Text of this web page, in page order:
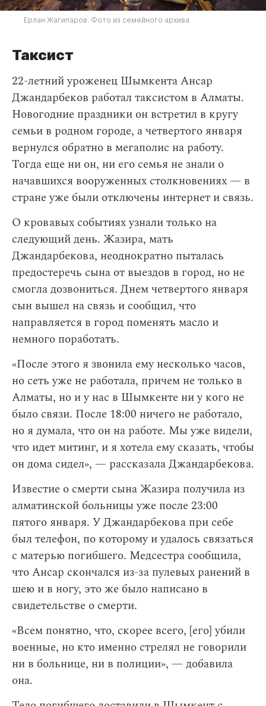
Ерлан Жагипаров. Фото из семейного архива
Таксист
22-летний уроженец Шымкента Ансар
Джандарбеков работал таксистом в Алматы.
Новогодние праздники он встретил в кругу
семьи в родном городе, а четвертого января
вернулся обратно в мегаполис на работу.
Тогда еще ни он, ни его семья не знали о
начавшихся вооруженных столкновениях — в
стране уже были отключены интернет и связь.
О кровавых событиях узнали только на
следующий день. Жазира, мать
Джандарбекова, неоднократно пыталась
предостеречь сына от выездов в город, но не
смогла дозвониться. Днем четвертого января
сын вышел на связь и сообщил, что
направляется в город поменять масло и
немного поработать.
«После этого я звонила ему несколько часов,
но сеть уже не работала, причем не только в
Алматы, но и у нас в Шымкенте ни у кого не
было связи. После 18:00 ничего не работало,
но я думала, что он на работе. Мы уже видели,
что идет митинг, и я хотела ему сказать, чтобы
он дома сидел», — рассказала Джандарбекова.
Известие о смерти сына Жазира получила из
алматинской больницы уже после 23:00
пятого января. У Джандарбекова при себе
был телефон, по которому и удалось связаться
с матерью погибшего. Медсестра сообщила,
что Ансар скончался из-за пулевых ранений в
шею и в ногу, это же было написано в
свидетельстве о смерти.
«Всем понятно, что, скорее всего, [его] убили
военные, но кто именно стрелял не говорили
ни в больнице, ни в полиции», — добавила
она.